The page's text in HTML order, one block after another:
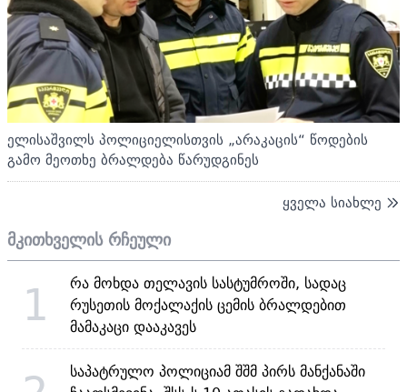
ელისაშვილს პოლიციელისთვის „არაკაცის“ წოდების
გამო მეოთხე ბრალდება წარუდგინეს
ყველა სიახლე
მკითხველის რჩეული
1
რა მოხდა თელავის სასტუმროში, სადაც
რუსეთის მოქალაქის ცემის ბრალდებით
მამაკაცი დააკავეს
საპატრულო პოლიციამ შშმ პირს მანქანაში